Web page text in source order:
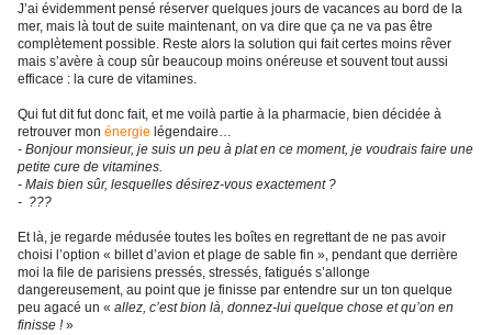
J’ai évidemment pensé réserver quelques jours de vacances au bord de la
mer, mais là tout de suite maintenant, on va dire que ça ne va pas être
complètement possible. Reste alors la solution qui fait certes moins rêver
mais s’avère à coup sûr beaucoup moins onéreuse et souvent tout aussi
efficace : la cure de vitamines.
Qui fut dit fut donc fait, et me voilà partie à la pharmacie, bien décidée à
retrouver mon énergie légendaire…
- Bonjour monsieur, je suis un peu à plat en ce moment, je voudrais faire une
petite cure de vitamines.
- Mais bien sûr, lesquelles désirez-vous exactement ?
- ???
Et là, je regarde médusée toutes les boîtes en regrettant de ne pas avoir
choisi l’option « billet d’avion et plage de sable fin », pendant que derrière
moi la file de parisiens pressés, stressés, fatigués s’allonge
dangereusement, au point que je finisse par entendre sur un ton quelque
peu agacé un « allez, c’est bion là, donnez-lui quelque chose et qu’on en
finisse !»